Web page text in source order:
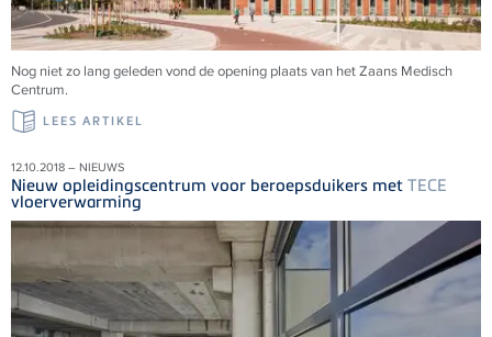
Nog niet zo lang geleden vond de opening plaats van het Zaans Medisch
Centrum.
LEES ARTIKEL
12.10.2018 – NIEUWS
Nieuw opleidingscentrum voor beroepsduikers met TECE
vloerverwarming